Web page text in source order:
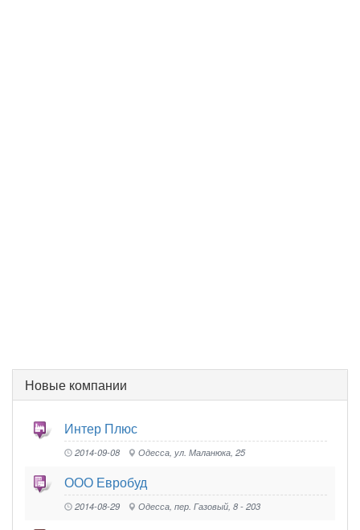
Новые компании
Интер Плюс
2014-09-08 Одесса, ул. Маланюка, 25
ООО Евробуд
2014-08-29 Одесса, пер. Газовый, 8 - 203